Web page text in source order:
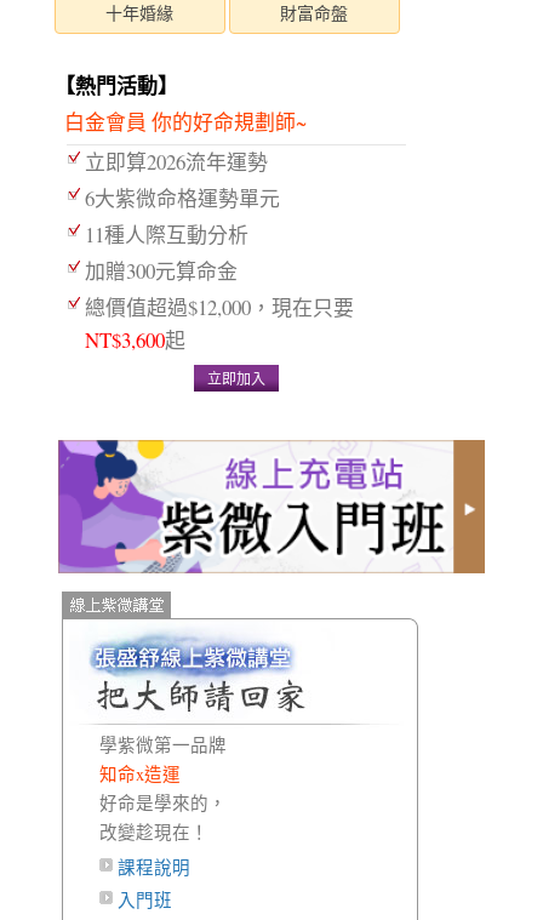
十年婚緣 財富命盤
【熱門活動】
白金會員 你的好命規劃師~
立即算2026流年運勢
6大紫微命格運勢單元
11種人際互動分析
加贈300元算命金
總價值超過$12,000，現在只要
NT$3,600起
立即加入
學紫微第一品牌
知命x造運
好命是學來的，
改變趁現在！
課程說明
入門班